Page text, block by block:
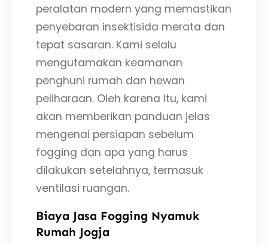
peralatan modern yang memastikan
penyebaran insektisida merata dan
tepat sasaran. Kami selalu
mengutamakan keamanan
penghuni rumah dan hewan
peliharaan. Oleh karena itu, kami
akan memberikan panduan jelas
mengenai persiapan sebelum
fogging dan apa yang harus
dilakukan setelahnya, termasuk
ventilasi ruangan.
Biaya Jasa Fogging Nyamuk
Rumah Jogja